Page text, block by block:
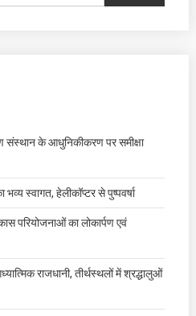
संस्थान के आधुनिकीकरण पर समीक्षा
भव्य स्वागत, हेलीकॉप्टर से पुष्पवर्षा
परियोजनाओं का लोकार्पण एवं
राजधानी, तीर्थस्थलों में श्रद्धालुओं